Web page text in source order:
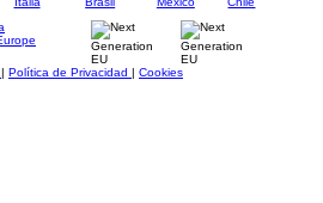
| Política de Privacidad | Cookies